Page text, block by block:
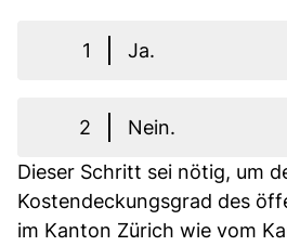
1 Ja.
2
Nein.
Dieser Schritt sei nötig, um
Kostendeckungsgrad des
im Kanton Zürich wie vom